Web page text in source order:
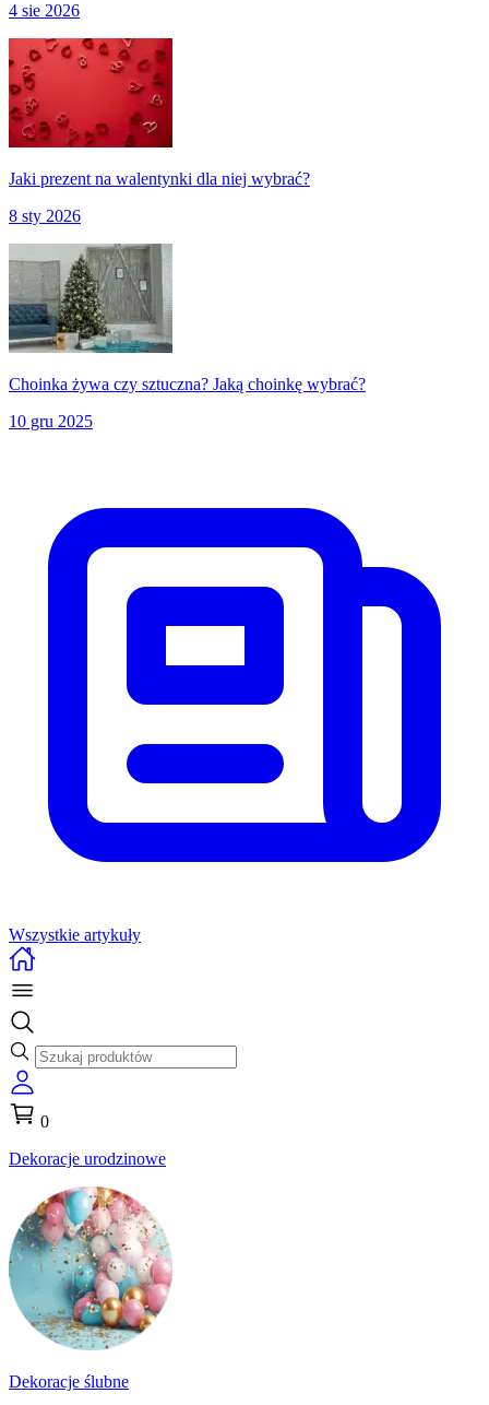
4 sie 2026
Jaki prezent na walentynki dla niej wybrać?
8 sty 2026
Choinka żywa czy sztuczna? Jaką choinkę wybrać?
10 gru 2025
Wszystkie artykuły
0
Dekoracje urodzinowe
Dekoracje ślubne